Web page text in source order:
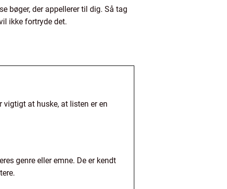
bøger, der appellerer til dig. Så tag
ikke fortryde det.
at huske, at listen er en
genre eller emne. De er kendt